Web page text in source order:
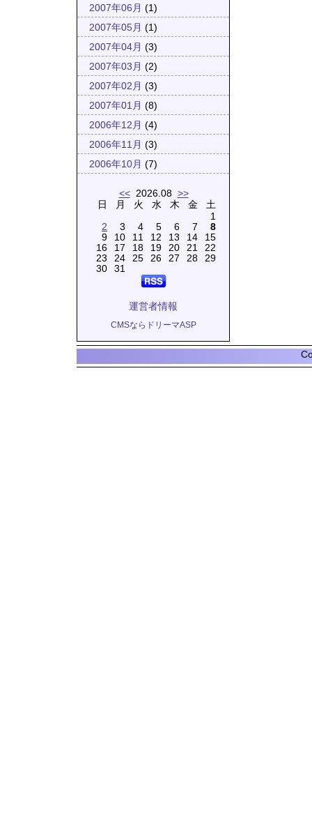
2007年06月 (1)
2007年05月 (1)
2007年04月 (3)
2007年03月 (2)
2007年02月 (3)
2007年01月 (8)
2006年12月 (4)
2006年11月 (3)
2006年10月 (7)
<<2026.08 >>
日
2
9
16
23
30
月
3
10
17
24
31
火
4
11
18
25
水
5
12
19
26
木
6
13
20
27
金
7
14
21
28
土
1
8
15
22
29
運営者情報
CMSならドリーマASP